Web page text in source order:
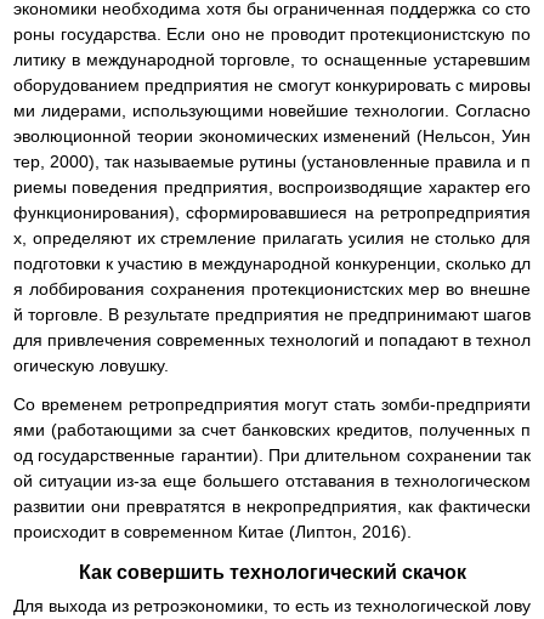
экономики необходима хотя бы ограниченная поддержка со сто
роны государства. Если оно не проводит протекционистскую по
литику в международной торговле, то оснащенные устаревшим
оборудованием предприятия не смогут конкурировать с мировы
ми лидерами, использующими новейшие технологии. Согласно
эволюционной теории экономических изменений (Нельсон, Уин
тер, 2000), так называемые рутины (установленные правила и п
риемы поведения предприятия, воспроизводящие характер его
функционирования), сформировавшиеся на ретропредприятия
х, определяют их стремление прилагать усилия не столько для
подготовки к участию в международной конкуренции, сколько дл
я лоббирования сохранения протекционистских мер во внешне
й торговле. В результате предприятия не предпринимают шагов
для привлечения современных технологий и попадают в технол
огическую ловушку.
Со временем ретропредприятия могут стать зомби-предприяти
ями (работающими за счет банковских кредитов, полученных п
од государственные гарантии). При длительном сохранении так
ой ситуации из-за еще большего отставания в технологическом
развитии они превратятся в некропредприятия, как фактически
происходит в современном Китае (Липтон, 2016).
Как совершить технологический скачок
Для выхода из ретроэкономики, то есть из технологической лову